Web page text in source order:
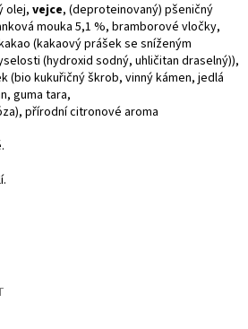
olej, vejce, (deproteinovaný) pšeničný
mouka 5,1 %, bramborové vločky,
(kakaový prášek se sníženým
(hydroxid sodný, uhličitan draselný)),
kukuřičný škrob, vinný kámen, jedlá
guma tara,
přírodní citronové aroma